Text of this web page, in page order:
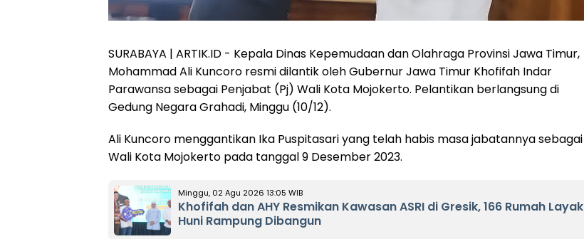
SURABAYA | ARTIK.ID - Kepala Dinas Kepemudaan dan Olahraga Provinsi Jawa Timur,
Mohammad Ali Kuncoro resmi dilantik oleh Gubernur Jawa Timur Khofifah Indar
Parawansa sebagai Penjabat (Pj) Wali Kota Mojokerto. Pelantikan berlangsung di
Gedung Negara Grahadi, Minggu (10/12).
Ali Kuncoro menggantikan Ika Puspitasari yang telah habis masa jabatannya sebagai
Wali Kota Mojokerto pada tanggal 9 Desember 2023.
Minggu, 02 Agu 2026 13:05 WIB
Khofifah dan AHY Resmikan Kawasan ASRI di Gresik, 166 Rumah Layak
Huni Rampung Dibangun